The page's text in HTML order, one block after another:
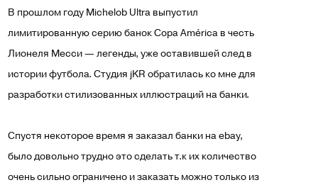
В прошлом году Michelob Ultra выпустил
лимитированную серию банок Copa América в честь
Лионеля Месси — легенды, уже оставившей след в
истории футбола. Студия jKR обратилась ко мне для
разработки стилизованных иллюстраций на банки.
Спустя некоторое время я заказал банки на ebay,
было довольно трудно это сделать т.к их количество
очень сильно ограничено и заказать можно только из